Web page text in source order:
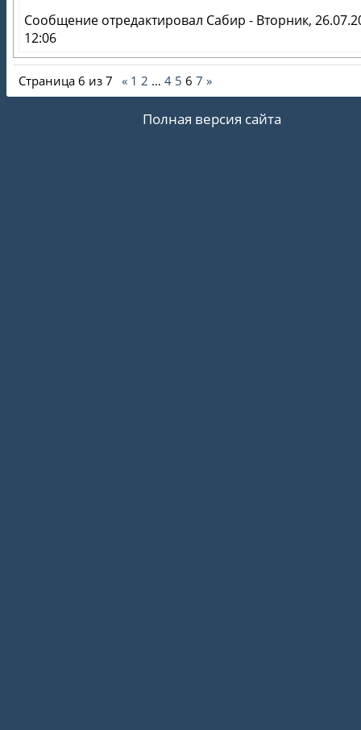
Сообщение отредактировал Сабир - Вторник,
12:06
Страница 6 из 7 « 1 2 … 4 5 6 7 »
Полная версия сайта